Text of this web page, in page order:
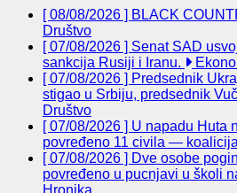
[ 08/08/2026 ] BLACK
Društvo
[ 07/08/2026 ] Senat SAD
sankcija Rusiji i Iranu.
[ 07/08/2026 ] Predsednik
stigao u Srbiju, predsednik
Društvo
[ 07/08/2026 ] U napadu Huta
povređeno 11 civila — koalicija
[ 07/08/2026 ] Dve osobe
povređeno u pucnjavi u školi
Hronika